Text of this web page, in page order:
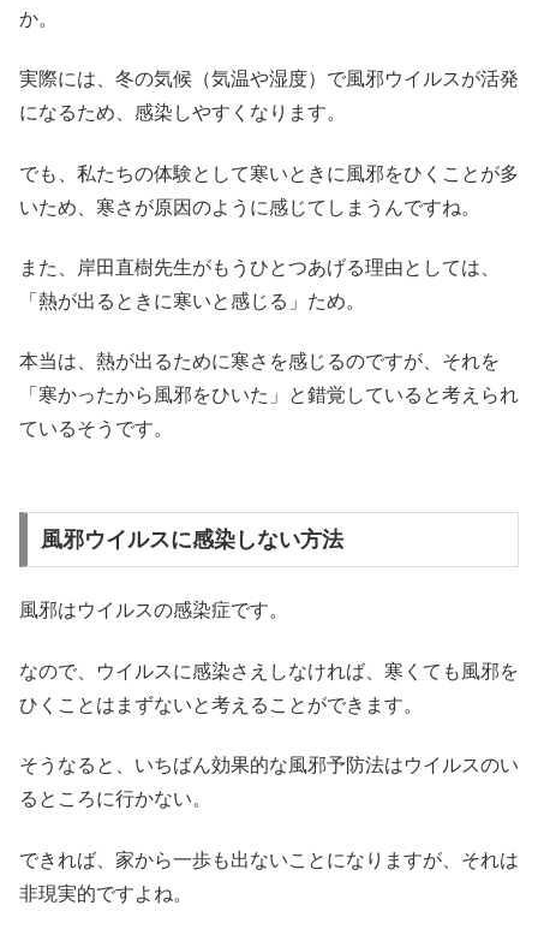
か。
実際には、冬の気候（気温や湿度）で風邪ウイルスが活発
になるため、感染しやすくなります。
でも、私たちの体験として寒いときに風邪をひくことが多
いため、寒さが原因のように感じてしまうんですね。
また、岸田直樹先生がもうひとつあげる理由としては、
「熱が出るときに寒いと感じる」ため。
本当は、熱が出るために寒さを感じるのですが、それを
「寒かったから風邪をひいた」と錯覚していると考えられ
ているそうです。
風邪ウイルスに感染しない方法
風邪はウイルスの感染症です。
なので、ウイルスに感染さえしなければ、寒くても風邪を
ひくことはまずないと考えることができます。
そうなると、いちばん効果的な風邪予防法はウイルスのい
るところに行かない。
できれば、家から一歩も出ないことになりますが、それは
非現実的ですよね。